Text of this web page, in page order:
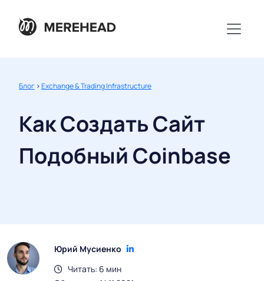
Блог >Exchange & Trading Infrastructure
Как Создать Сайт
Подобный Coinbase
Юрий Мусиенко
Читать: 6 мин